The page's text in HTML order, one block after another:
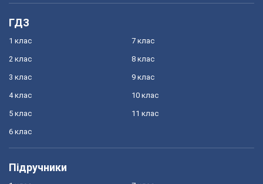
ГДЗ
1 клас
2 клас
3 клас
4 клас
5 клас
6 клас
7 клас
8 клас
9 клас
10 клас
11 клас
Підручники